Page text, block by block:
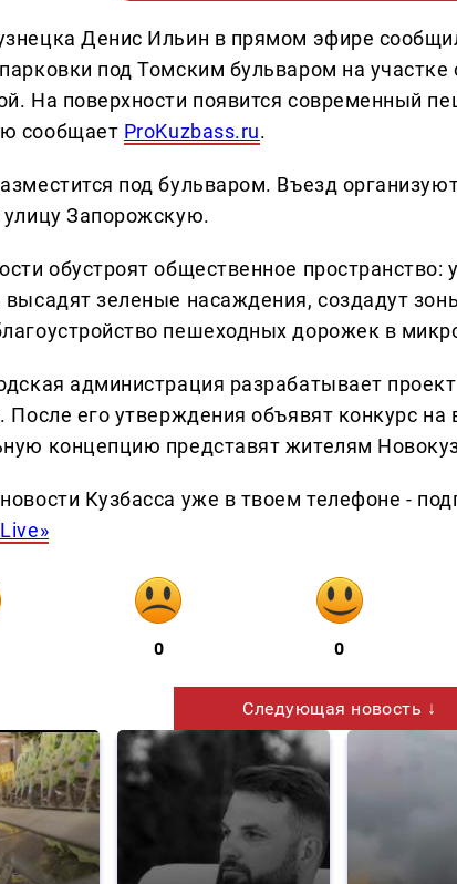
Денис Ильин в прямом эфире
под Томским бульваром на
На поверхности появится современный
сообщает ProKuzbass.ru.
под бульваром. Въезд
Запорожскую.
обустроят общественное пространство:
зеленые насаждения, создадут
пешеходных дорожек в
администрация разрабатывает
После его утверждения объявят конкурс
концепцию представят жителям
Кузбасса уже в твоем телефоне -
0 0
Следующая новость ↓